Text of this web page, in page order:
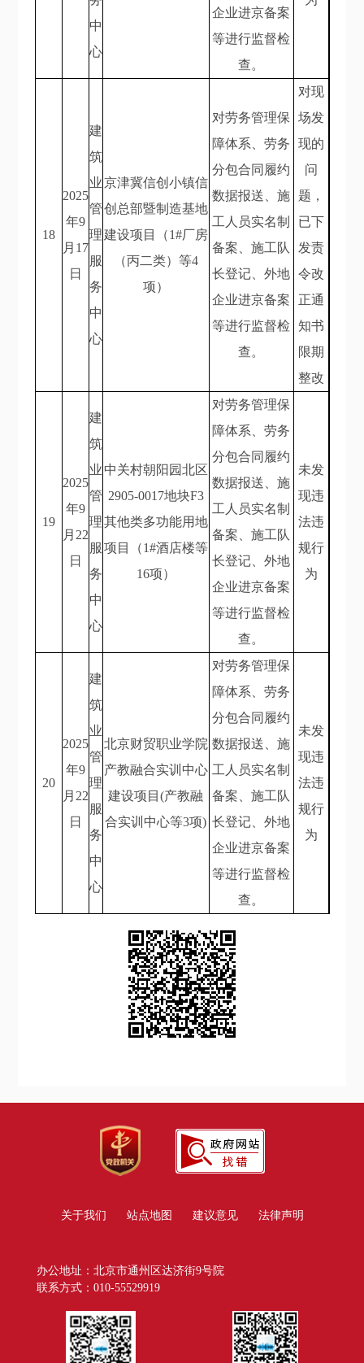
中
心
企业进京备案
等进行监督检
查。
18
2025
年9
月17
日
建
筑
业
管
理
服
务
中
心
京津冀信创小镇信
创总部暨制造基地
建设项目（1#厂房
（丙二类）等4
项）
对劳务管理保
障体系、劳务
分包合同履约
数据报送、施
工人员实名制
备案、施工队
长登记、外地
企业进京备案
等进行监督检
查。
对现
场发
现的
问
题，
已下
发责
令改
正通
知书
限期
整改
19
2025
年9
月22
日
建
筑
业
管
理
服
务
中
心
中关村朝阳园北区
2905-0017地块F3
其他类多功能用地
项目（1#酒店楼等
16项）
对劳务管理保
障体系、劳务
分包合同履约
数据报送、施
工人员实名制
备案、施工队
长登记、外地
企业进京备案
等进行监督检
查。
未发
现违
法违
规行
为
20
2025
年9
月22
日
建
筑
业
管
理
服
务
中
心
北京财贸职业学院
产教融合实训中心
建设项目(产教融
合实训中心等3项)
对劳务管理保
障体系、劳务
分包合同履约
数据报送、施
工人员实名制
备案、施工队
长登记、外地
企业进京备案
等进行监督检
查。
未发
现违
法违
规行
为
关于我们 站点地图 建议意见 法律声明
办公地址：北京市通州区达济街9号院
联系方式：010-55529919